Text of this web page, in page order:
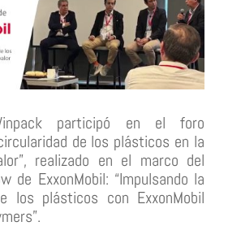
participó en el foro
de los plásticos en la
realizado en el marco del
de ExxonMobil: “Impulsando la
los plásticos con ExxonMobil